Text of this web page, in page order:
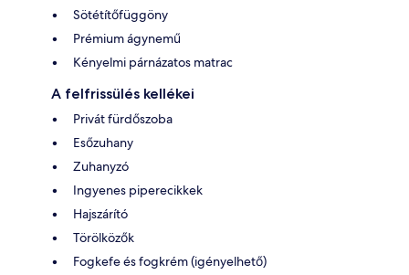
Sötétítőfüggöny
Prémium ágynemű
Kényelmi párnázatos matrac
A felfrissülés kellékei
Privát fürdőszoba
Esőzuhany
Zuhanyzó
Ingyenes piperecikkek
Hajszárító
Törölközők
Fogkefe és fogkrém (igényelhető)